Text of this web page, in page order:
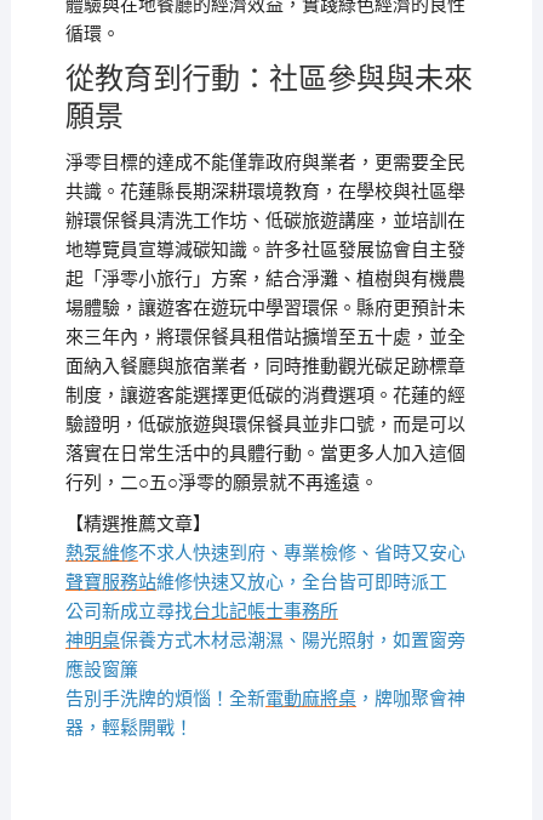
體驗與在地餐廳的經濟效益，實踐綠色經濟的良性
循環。
從教育到行動：社區參與與未來
願景
淨零目標的達成不能僅靠政府與業者，更需要全民
共識。花蓮縣長期深耕環境教育，在學校與社區舉
辦環保餐具清洗工作坊、低碳旅遊講座，並培訓在
地導覽員宣導減碳知識。許多社區發展協會自主發
起「淨零小旅行」方案，結合淨灘、植樹與有機農
場體驗，讓遊客在遊玩中學習環保。縣府更預計未
來三年內，將環保餐具租借站擴增至五十處，並全
面納入餐廳與旅宿業者，同時推動觀光碳足跡標章
制度，讓遊客能選擇更低碳的消費選項。花蓮的經
驗證明，低碳旅遊與環保餐具並非口號，而是可以
落實在日常生活中的具體行動。當更多人加入這個
行列，二○五○淨零的願景就不再遙遠。
【精選推薦文章】
熱泵維修不求人快速到府、專業檢修、省時又安心
聲寶服務站維修快速又放心，全台皆可即時派工
公司新成立尋找台北記帳士事務所
神明桌保養方式木材忌潮濕、陽光照射，如置窗旁
應設窗簾
告別手洗牌的煩惱！全新電動麻將桌，牌咖聚會神
器，輕鬆開戰！